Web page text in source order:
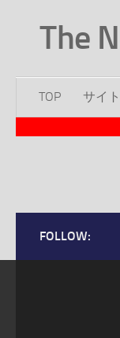
The
TOP サイ
FOLLOW: